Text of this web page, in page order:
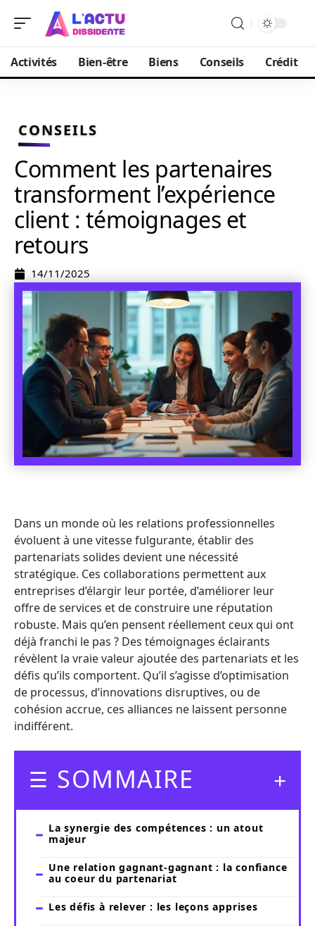
Activités Bien-être Biens Conseils Crédit
CONSEILS
Comment les partenaires
transforment l’expérience
client : témoignages et
retours
14/11/2025
Dans un monde où les relations professionnelles
évoluent à une vitesse fulgurante, établir des
partenariats solides devient une nécessité
stratégique. Ces collaborations permettent aux
entreprises d’élargir leur portée, d’améliorer leur
offre de services et de construire une réputation
robuste. Mais qu’en pensent réellement ceux qui ont
déjà franchi le pas ? Des témoignages éclairants
révèlent la vraie valeur ajoutée des partenariats et les
défis qu’ils comportent. Qu’il s’agisse d’optimisation
de processus, d’innovations disruptives, ou de
cohésion accrue, ces alliances ne laissent personne
indifférent.
SOMMAIRE
La synergie des compétences : un atout
majeur
Une relation gagnant-gagnant : la confiance
au coeur du partenariat
Les défis à relever : les leçons apprises